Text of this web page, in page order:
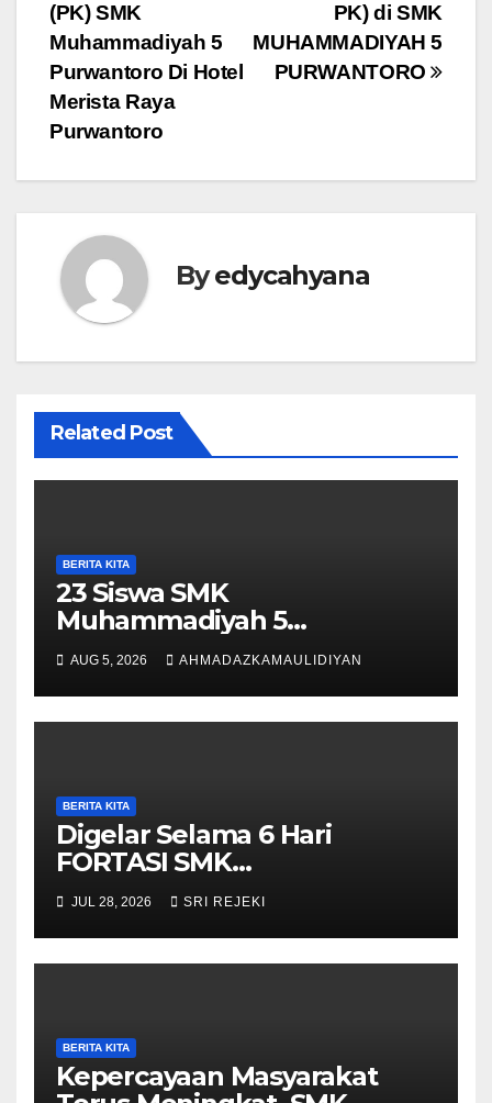
PK) di SMK
MUHAMMADIYAH 5
PURWANTORO
(PK) SMK
Muhammadiyah 5
Purwantoro Di Hotel
Merista Raya
Purwantoro
Byedycahyana
Related Post
BERITA KITA
23 Siswa SMK
Muhammadiyah 5
Purwantoro Terpilih Menjadi
Pengibar Bendera HUT ke-81
RI Tingkat Kecamatan
Purwantoro
AUG 5, 2026 AHMADAZKAMAULIDIYAN
BERITA KITA
Digelar Selama 6 Hari
FORTASI SMK
Muhammadiyah 5
Purwantoro Berjalan Lancar,
Meriah, dan Penuh
Semangat
JUL 28, 2026 SRI REJEKI
BERITA KITA
Kepercayaan Masyarakat